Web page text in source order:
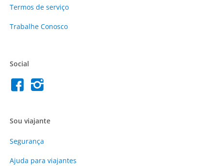
Termos de serviço
Trabalhe Conosco
Social
Sou viajante
Segurança
Ajuda para viajantes